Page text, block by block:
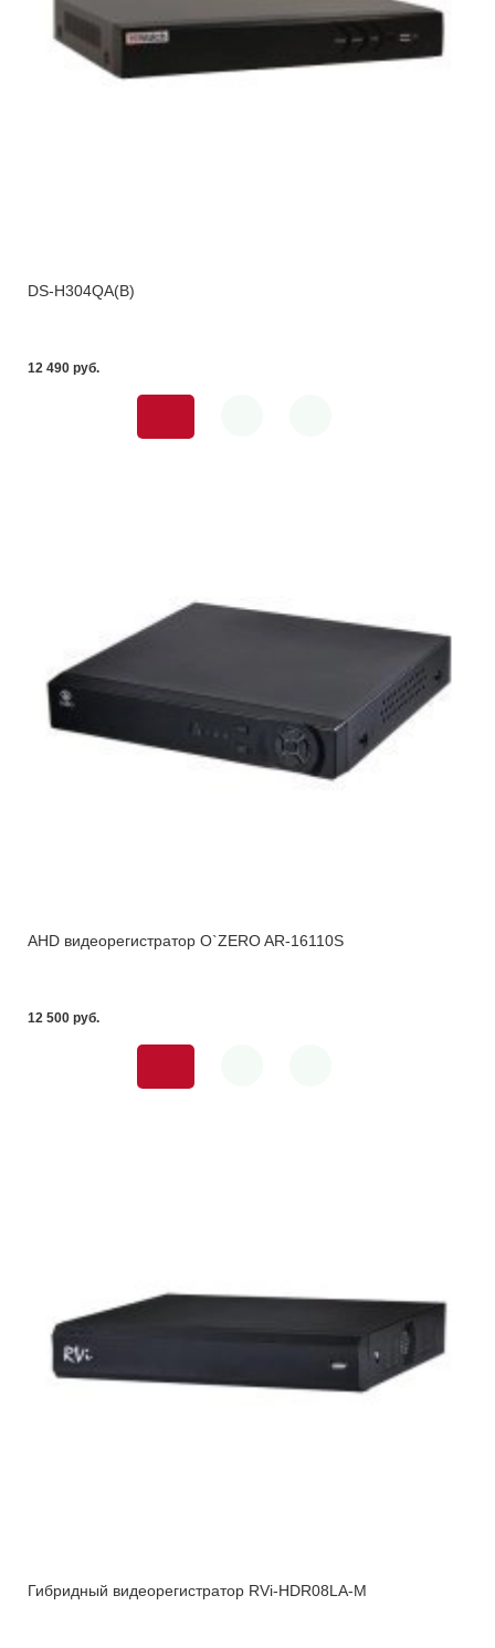
DS-H304QA(B)
12 490 pуб.
AHD видеорегистратор O`ZERO AR-16110S
12 500 pуб.
Гибридный видеорегистратор RVi-HDR08LA-M